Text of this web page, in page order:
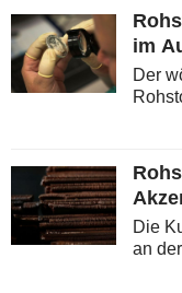
im
Der
an
Die
an
kam